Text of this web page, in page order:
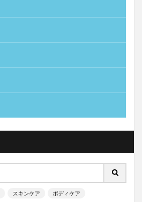
スキンケア ボディケア